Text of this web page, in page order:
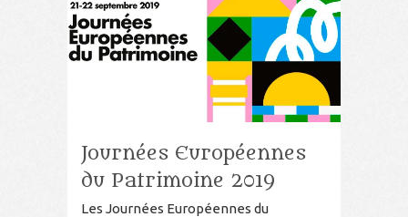
Journées Européennes
du Patrimoine 2019
Les Journées Européennes du